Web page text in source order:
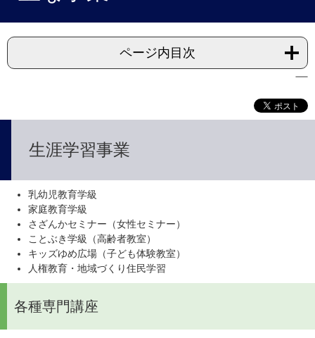
ページ内目次
生涯学習事業
乳幼児教育学級
家庭教育学級
さざんかセミナー（女性セミナー）
ことぶき学級（高齢者教室）
キッズゆめ広場（子ども体験教室）
人権教育・地域づくり住民学習
各種専門講座